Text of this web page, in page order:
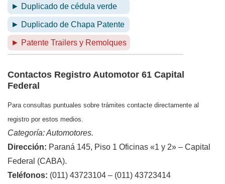
► Duplicado de cédula verde
► Duplicado de Chapa Patente
► Patente Trailers y Remolques
Contactos Registro Automotor 61 Capital
Federal
Para consultas puntuales sobre trámites contacte directamente al
registro por estos medios.
Categoría: Automotores.
Dirección: Paraná 145, Piso 1 Oficinas «1 y 2» – Capital
Federal (CABA).
Teléfonos: (011) 43723104 – (011) 43723414